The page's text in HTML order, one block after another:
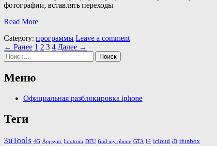
фотографии, вставлять переходы
Read More
Category: программы Leave a comment
← Ранее 1 2 3 4 Далее →
Найти:
Меню
Официальная разблокировка iphone
Теги
3uTools 4G Appsync bootrom DFU find my phone GTA i4 icloud iD ifunbox